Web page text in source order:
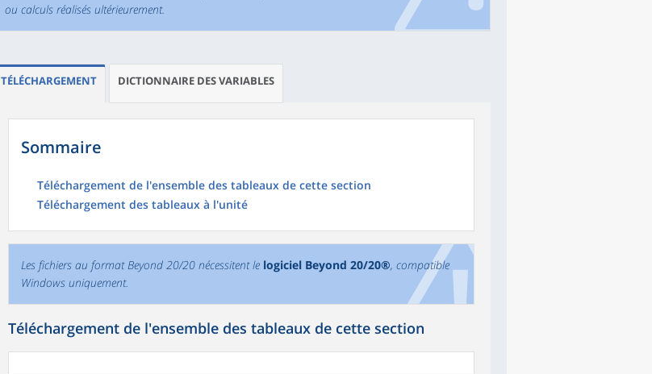
ou calculs réalisés ultérieurement.
TÉLÉCHARGEMENT DICTIONNAIRE DES VARIABLES
Sommaire
Téléchargement de l'ensemble des tableaux de cette section
Téléchargement des tableaux à l'unité
Les fichiers au format Beyond 20/20 nécessitent le logiciel Beyond 20/20®, compatible
Windows uniquement.
Téléchargement de l'ensemble des tableaux de cette section